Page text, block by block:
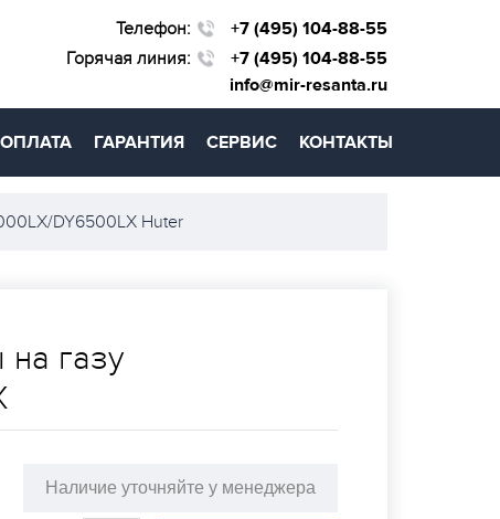
Телефон:
+7 (495) 104-88-55
Горячая линия:
+7 (495) 104-88-55
info@mir-resanta.ru
ГАРАНТИЯ СЕРВИС КОНТАКТЫ
DY6500LX Huter
газу
Наличие уточняйте у менеджера